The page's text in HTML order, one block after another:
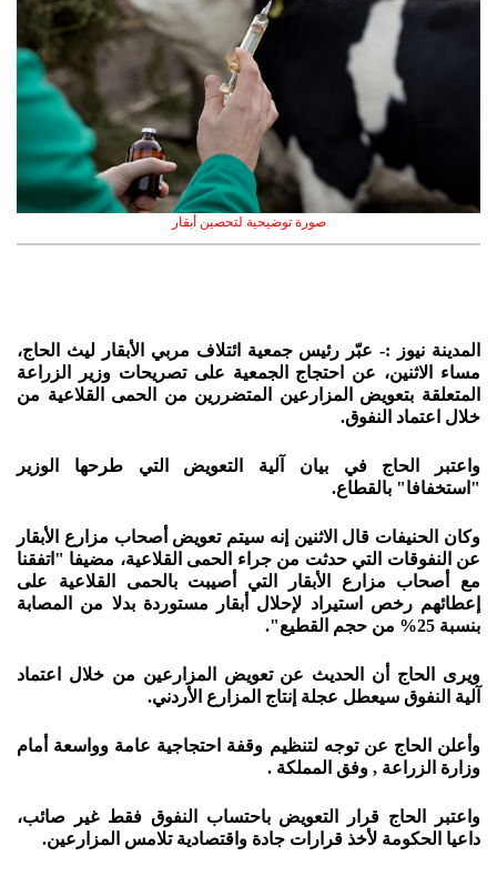
صورة توضيحية لتحصين أبقار
المدينة نيوز :- عبّر رئيس جمعية ائتلاف مربي الأبقار ليث الحاج،
مساء الاثنين، عن احتجاج الجمعية على تصريحات وزير الزراعة
المتعلقة بتعويض المزارعين المتضررين من الحمى القلاعية من
خلال اعتماد النفوق.
واعتبر الحاج في بيان آلية التعويض التي طرحها الوزير
"استخفافا" بالقطاع.
وكان الحنيفات قال الاثنين إنه سيتم تعويض أصحاب مزارع الأبقار
عن النفوقات التي حدثت من جراء الحمى القلاعية، مضيفا "اتفقنا
مع أصحاب مزارع الأبقار التي أصيبت بالحمى القلاعية على
إعطائهم رخص استيراد لإحلال أبقار مستوردة بدلا من المصابة
بنسبة 25% من حجم القطيع".
ويرى الحاج أن الحديث عن تعويض المزارعين من خلال اعتماد
آلية النفوق سيعطل عجلة إنتاج المزارع الأردني.
وأعلن الحاج عن توجه لتنظيم وقفة احتجاجية عامة وواسعة أمام
وزارة الزراعة , وفق المملكة .
واعتبر الحاج قرار التعويض باحتساب النفوق فقط غير صائب،
داعيا الحكومة لأخذ قرارات جادة واقتصادية تلامس المزارعين.